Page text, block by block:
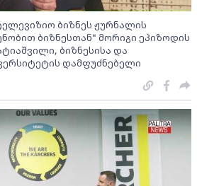
ბიზნეს ჟურნალის
ბიზნესთან" მორიგი ეპიზოდის
ბიზნესისა და
დამფუძნებელი